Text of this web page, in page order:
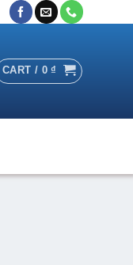
CART / 0₫